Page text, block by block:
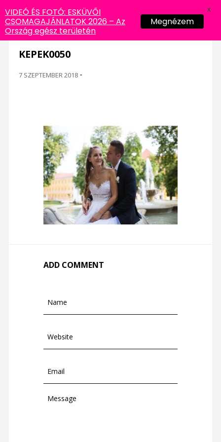
KEPEK0050
7 SZEPTEMBER 2018 -
ADD COMMENT
VIDEÓ ÉS FOTÓ: ESKÜVŐI
CSOMAGAJÁNLATOK 2026 – Az
Ország egész területén
Megnézem
X